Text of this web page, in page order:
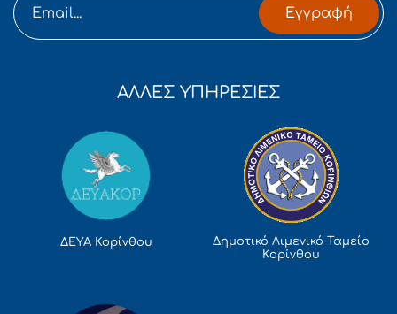
Εγγραφή
ΑΛΛΕΣ ΥΠΗΡΕΣΙΕΣ
ΔΕΥΑ Κορίνθου
Δημοτικό Λιμενικό Ταμείο
Κορίνθου